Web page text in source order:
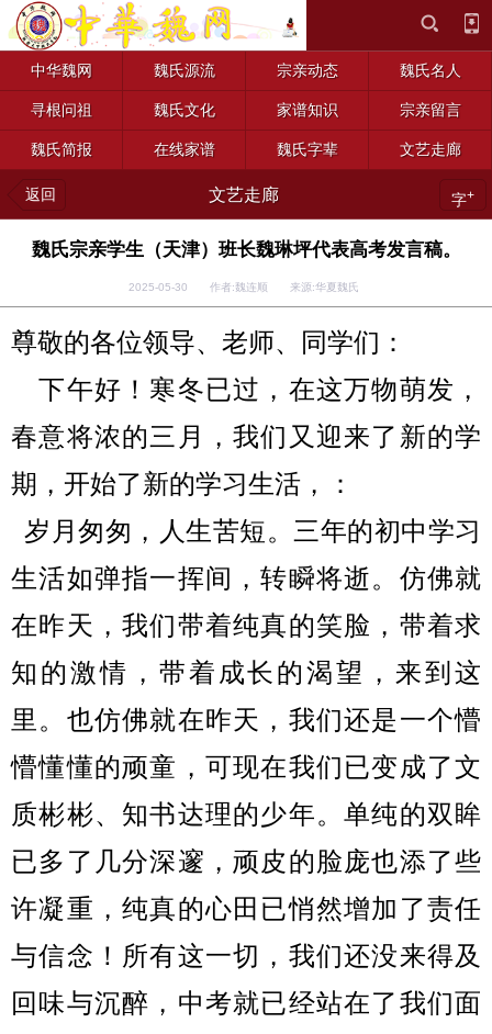
中华魏网 魏氏源流 宗亲动态 魏氏名人
寻根问祖 魏氏文化 家谱知识 宗亲留言
魏氏简报 在线家谱 魏氏字辈 文艺走廊
返回 文艺走廊 字+
魏氏宗亲学生（天津）班长魏琳坪代表高考发言稿。
2025-05-30 作者:魏连顺 来源:华夏魏氏
尊敬的各位领导、老师、同学们：
下午好！寒冬已过，在这万物萌发，
春意将浓的三月，我们又迎来了新的学
期，开始了新的学习生活，：
岁月匆匆，人生苦短。三年的初中学习
生活如弹指一挥间，转瞬将逝。仿佛就
在昨天，我们带着纯真的笑脸，带着求
知的激情，带着成长的渴望， 来到这
里。也仿佛就在昨天，我们还是一个懵
懵懂懂的顽童，可现在我们已变成了文
质彬彬、知书达理的少年。单纯的双眸
已多了几分深邃，顽皮的脸庞也添了些
许凝重，纯真的心田已悄然增加了责任
与信念！所有这一切，我们还没来得及
回味与沉醉，中考就已经站在了我们面